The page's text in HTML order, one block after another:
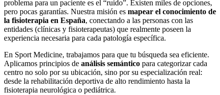
problema para un paciente es el “ruido”. Existen miles de opciones,
pero pocas garantías. Nuestra misión es mapear el conocimiento de
la fisioterapia en España, conectando a las personas con las
entidades (clínicas y fisioterapeutas) que realmente poseen la
experiencia necesaria para cada patología específica.
En Sport Medicine, trabajamos para que tu búsqueda sea eficiente.
Aplicamos principios de análisis semántico para categorizar cada
centro no solo por su ubicación, sino por su especialización real:
desde la rehabilitación deportiva de alto rendimiento hasta la
fisioterapia neurológica o pediátrica.